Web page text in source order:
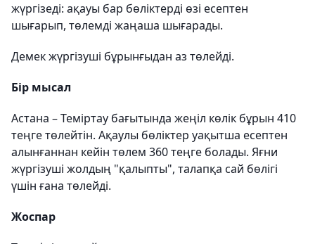
жүргізеді: ақауы бар бөліктерді өзі есептен
шығарып, төлемді жаңаша шығарады.
Демек жүргізуші бұрынғыдан аз төлейді.
Бір мысал
Астана – Теміртау бағытында жеңіл көлік бұрын 410
теңге төлейтін. Ақаулы бөліктер уақытша есептен
алынғаннан кейін төлем 360 теңге болады. Яғни
жүргізуші жолдың "қалыпты", талапқа сай бөлігі
үшін ғана төлейді.
Жоспар